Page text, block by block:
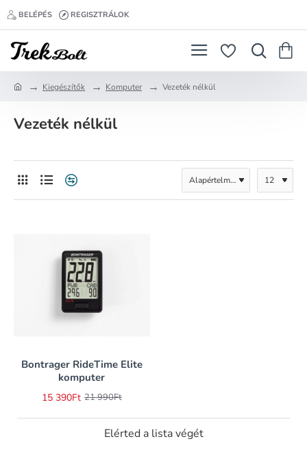
BELÉPÉS REGISZTRÁLOK
m
Kiegészítők Komputer Vezeték nélkül
Vezeték nélkül
-30%
Bontrager RideTime Elite
komputer
15 390Ft 21 990Ft
Elérted a lista végét